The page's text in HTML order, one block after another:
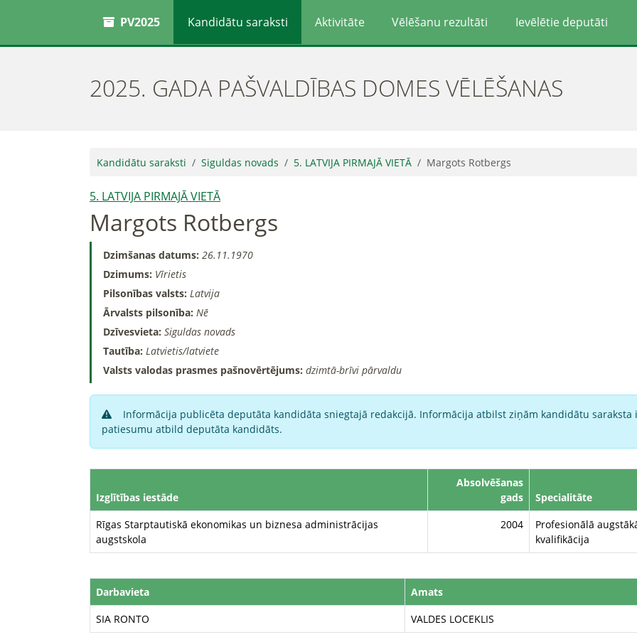
PV2025 Kandidātu saraksti Aktivitāte Vēlēšanu rezultāti Ievēlētie deputāti
2025. GADA PAŠVALDĪBAS DOMES VĒLĒŠANAS
Kandidātu saraksti Siguldas novads 5. LATVIJA PIRMAJĀ VIETĀ Margots Rotbergs
5. LATVIJA PIRMAJĀ VIETĀ
Margots Rotbergs
Dzimšanas datums: 26.11.1970
Dzimums: Vīrietis
Pilsonības valsts: Latvija
Ārvalsts pilsonība: Nē
Dzīvesvieta: Siguldas novads
Tautība: Latvietis/latviete
Valsts valodas prasmes pašnovērtējums: dzimtā-brīvi pārvaldu
Informācija publicēta deputāta kandidāta sniegtajā redakcijā. Informācija atbilst ziņām kandidātu saraksta
patiesumu atbild deputāta kandidāts.
Izglītības iestāde
Absolvēšanas
gads
Specialitāte
Rīgas Starptautiskā ekonomikas un biznesa administrācijas
augstskola
2004
Profesionālā
kvalifikācija
Darbavieta
Amats
SIA RONTO
VALDES LOCEKLIS